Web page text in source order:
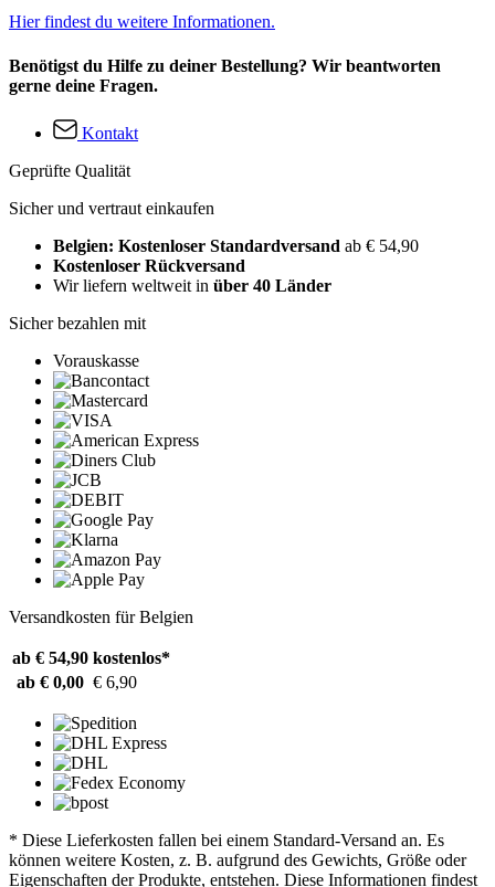
Hier findest du weitere Informationen.
Benötigst du Hilfe zu deiner Bestellung? Wir beantworten
gerne deine Fragen.
Kontakt
Geprüfte Qualität
Sicher und vertraut einkaufen
Belgien: Kostenloser Standardversand ab € 54,90
Kostenloser Rückversand
Wir liefern weltweit in über 40 Länder
Sicher bezahlen mit
Vorauskasse
Versandkosten für Belgien
ab € 54,90 kostenlos*
ab € 0,00 € 6,90
* Diese Lieferkosten fallen bei einem Standard-Versand an. Es
können weitere Kosten, z. B. aufgrund des Gewichts, Größe oder
Eigenschaften der Produkte, entstehen. Diese Informationen findest